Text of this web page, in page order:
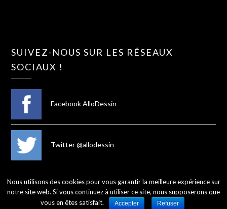
SUIVEZ-NOUS SUR LES RÉSEAUX
SOCIAUX !
Facebook AlloDessin
Twitter @allodessin
©2026 AlloDessin
Nous utilisons des cookies pour vous garantir la meilleure expérience sur
notre site web. Si vous continuez à utiliser ce site, nous supposerons que
vous en êtes satisfait.
Accepter Refuser